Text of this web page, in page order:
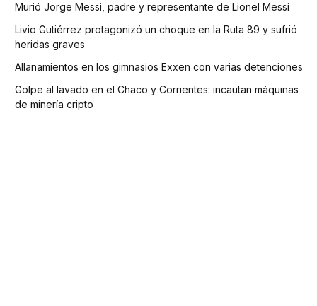
Murió Jorge Messi, padre y representante de Lionel Messi
Livio Gutiérrez protagonizó un choque en la Ruta 89 y sufrió
heridas graves
Allanamientos en los gimnasios Exxen con varias detenciones
Golpe al lavado en el Chaco y Corrientes: incautan máquinas
de minería cripto